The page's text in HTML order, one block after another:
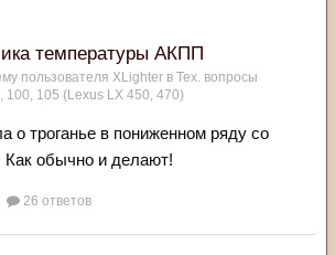
температуры АКПП
пользователя XLighter в Тех. вопросы
100, 105 (Lexus LX 450, 470)
о троганье в пониженном ряду со
Как обычно и делают!
26 ответов